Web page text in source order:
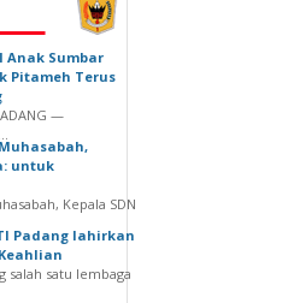
Anak Sumbar
Pitameh Terus
—
untuk
Kepala SDN
Padang lahirkan
salah satu lembaga